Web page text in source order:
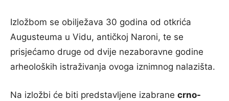
Izložbom se obilježava 30 godina od otkrića
Augusteuma u Vidu, antičkoj Naroni, te se
prisjećamo druge od dvije nezaboravne godine
arheoloških istraživanja ovoga iznimnog nalazišta.
Na izložbi će biti predstavljene izabrane crno-